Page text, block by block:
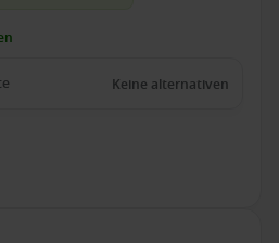
Keine alternativen